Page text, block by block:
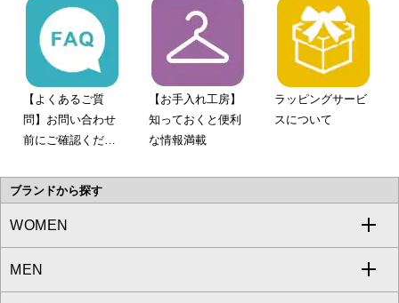
【よくあるご質
問】お問い合わせ
前にご確認くださ
【お手入れ工房】
知っておくと便利
な情報満載
ラッピングサービ
スについて
ブランドから探す
WOMEN
a.v.v
MEN